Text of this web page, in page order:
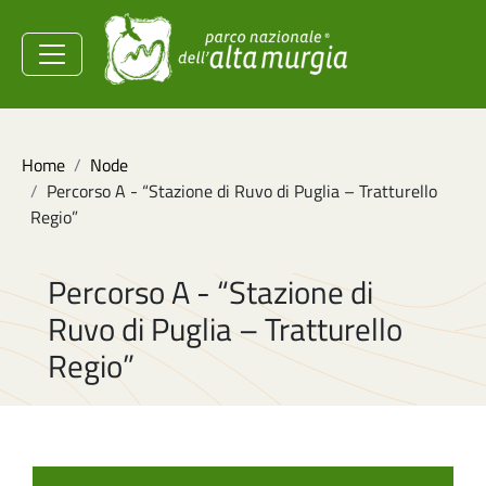
Salta al contenuto principale
della Sicurezza
Energetica
Home
Node
Percorso A - “Stazione di Ruvo di Puglia – Tratturello
Regio”
Percorso A - “Stazione di
Ruvo di Puglia – Tratturello
Regio”